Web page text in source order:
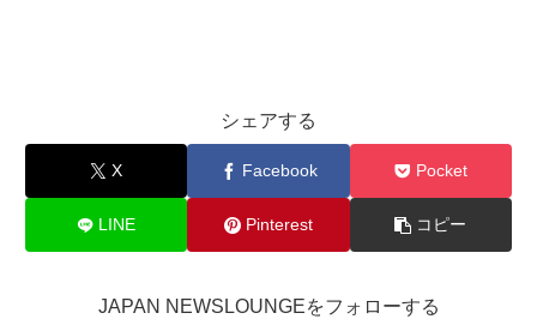
シェアする
X Facebook Pocket
LINE Pinterest コピー
JAPAN NEWSLOUNGEをフォローする